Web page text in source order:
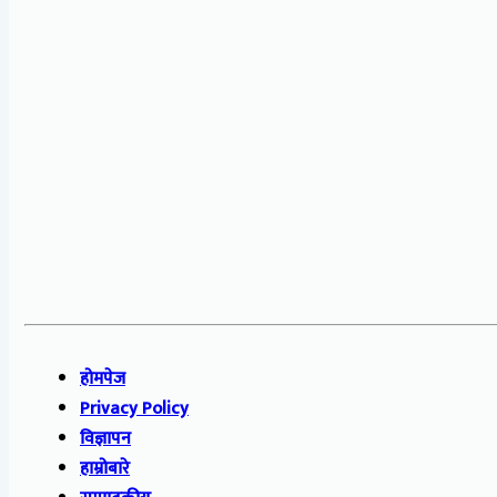
होमपेज
Privacy Policy
विज्ञापन
हाम्रोबारे